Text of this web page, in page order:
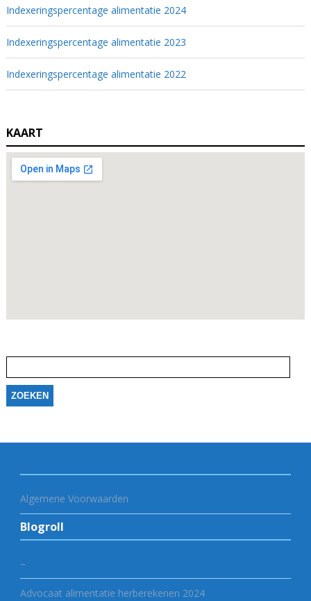
Indexeringspercentage alimentatie 2024
Indexeringspercentage alimentatie 2023
Indexeringspercentage alimentatie 2022
KAART
naar:
Algemene Voorwaarden
Blogroll
–
Advocaat alimentatie herberekenen 2024